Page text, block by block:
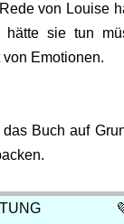
von Louise
hätte sie tun
Emotionen.
Buch auf